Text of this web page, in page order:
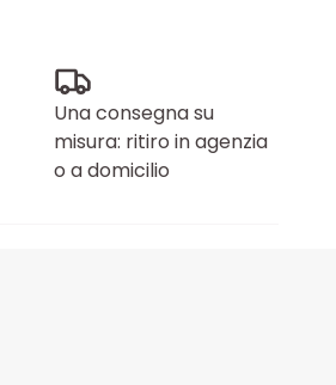
Una consegna su
misura: ritiro in agenzia
o a domicilio